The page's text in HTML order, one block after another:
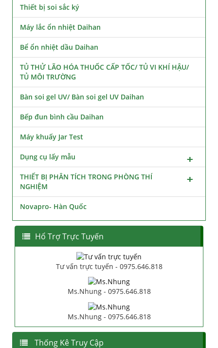
Thiết bị soi sắc ký
Máy lắc ổn nhiệt Daihan
Bể ổn nhiệt dầu Daihan
TỦ THỬ LÃO HÓA THUỐC CẤP TỐC/ TỦ VI KHÍ HẬU/
TỦ MÔI TRƯỜNG
Bàn soi gel UV/ Bàn soi gel UV Daihan
Bếp đun bình cầu Daihan
Máy khuấy Jar Test
Dụng cụ lấy mẫu
THIẾT BỊ PHÂN TÍCH TRONG PHÒNG THÍ
NGHIỆM
Novapro- Hàn Quốc
Hổ Trợ Trực Tuyến
Tư vấn trực tuyến - 0975.646.818
Ms.Nhung - 0975.646.818
Ms.Nhung - 0975.646.818
Thống Kê Truy Cập